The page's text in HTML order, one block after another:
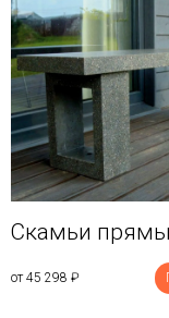
Скамьи
от 45 298 ₽